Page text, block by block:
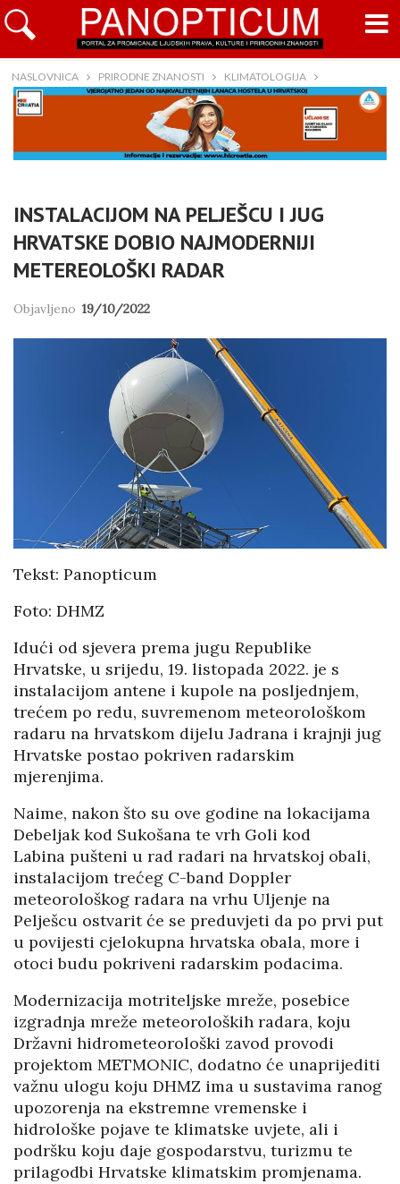
NASLOVNICA PRIRODNE ZNANOSTI KLIMATOLOGIJA
INSTALACIJOM NA PELJEŠCU I JUG
HRVATSKE DOBIO NAJMODERNIJI
METEREOLOŠKI RADAR
Objavljeno 19/10/2022
Tekst: Panopticum
Foto: DHMZ
Idući od sjevera prema jugu Republike
Hrvatske, u srijedu, 19. listopada 2022. je s
instalacijom antene i kupole na posljednjem,
trećem po redu, suvremenom meteorološkom
radaru na hrvatskom dijelu Jadrana i krajnji jug
Hrvatske postao pokriven radarskim
mjerenjima.
Naime, nakon što su ove godine na lokacijama
Debeljak kod Sukošana te vrh Goli kod
Labina pušteni u rad radari na hrvatskoj obali,
instalacijom trećeg C-band Doppler
meteorološkog radara na vrhu Uljenje na
Pelješcu ostvarit će se preduvjeti da po prvi put
u povijesti cjelokupna hrvatska obala, more i
otoci budu pokriveni radarskim podacima.
Modernizacija motriteljske mreže, posebice
izgradnja mreže meteoroloških radara, koju
Državni hidrometeorološki zavod provodi
projektom METMONIC, dodatno će unaprijediti
važnu ulogu koju DHMZ ima u sustavima ranog
upozorenja na ekstremne vremenske i
hidrološke pojave te klimatske uvjete, ali i
podršku koju daje gospodarstvu, turizmu te
prilagodbi Hrvatske klimatskim promjenama.